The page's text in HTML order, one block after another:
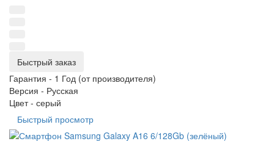
Быстрый заказ
Гарантия - 1 Год (от производителя)
Версия - Русская
Цвет - серый
Быстрый просмотр